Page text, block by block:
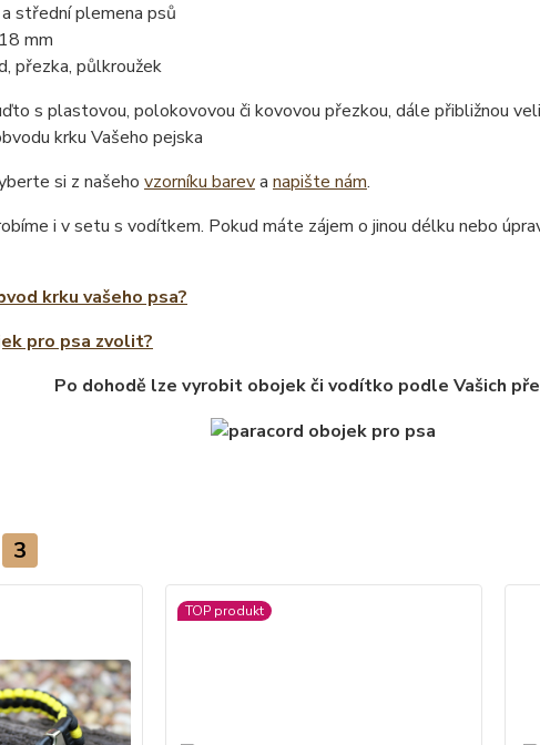
střední plemena psů
mm
přezka, půlkroužek
s plastovou, polokovovou či kovovou přezkou, dále přibližnou
krku Vašeho pejska
si z našeho vzorníku bareva napište nám.
i v setu s vodítkem. Pokud máte zájem o jinou délku nebo
krku vašeho psa?
pro psa zvolit?
Po dohodě lze vyrobit obojek či vodítko podle Vašich
3
TOP produkt